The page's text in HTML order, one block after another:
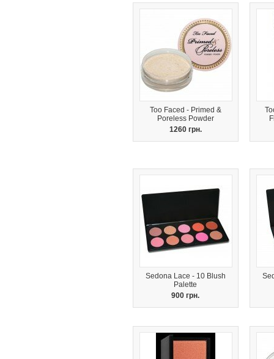
Too Faced - Primed &
Poreless Powder
1260 грн.
Sedona Lace - 10 Blush
Palette
900 грн.